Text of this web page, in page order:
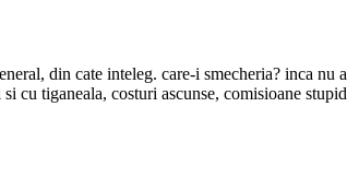
din cate inteleg. care-i smecheria? inca
tiganeala, costuri ascunse, comisioane